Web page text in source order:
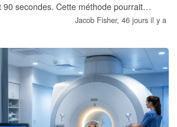
secondes. Cette méthode pourrait
des millions de tonnes de déchets de
aux systèmes décentralisés de
des déchets.
Jacob Fisher, 46 jours il y a